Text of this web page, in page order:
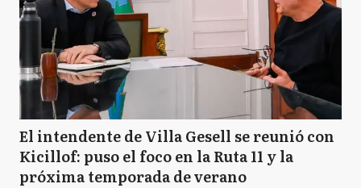
El intendente de Villa Gesell se reunió con
Kicillof: puso el foco en la Ruta 11 y la
próxima temporada de verano